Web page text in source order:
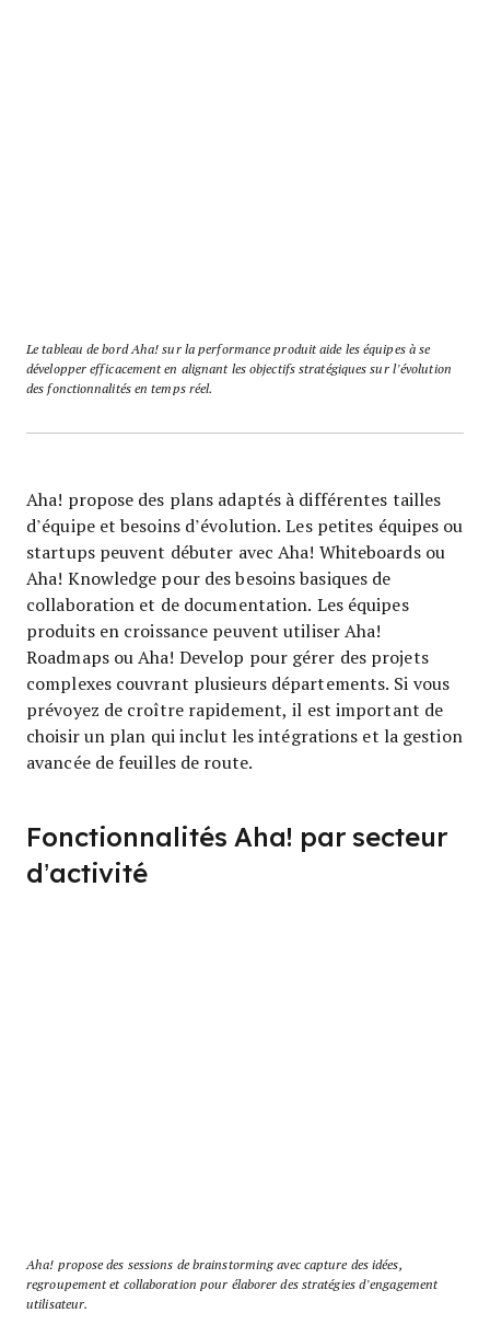
Le tableau de bord Aha! sur la performance produit aide les équipes à se
développer efficacement en alignant les objectifs stratégiques sur l’évolution
des fonctionnalités en temps réel.
Aha! propose des plans adaptés à différentes tailles
d’équipe et besoins d’évolution. Les petites équipes ou
startups peuvent débuter avec Aha! Whiteboards ou
Aha! Knowledge pour des besoins basiques de
collaboration et de documentation. Les équipes
produits en croissance peuvent utiliser Aha!
Roadmaps ou Aha! Develop pour gérer des projets
complexes couvrant plusieurs départements. Si vous
prévoyez de croître rapidement, il est important de
choisir un plan qui inclut les intégrations et la gestion
avancée de feuilles de route.
Fonctionnalités Aha! par secteur
d’activité
Aha! propose des sessions de brainstorming avec capture des idées,
regroupement et collaboration pour élaborer des stratégies d’engagement
utilisateur.